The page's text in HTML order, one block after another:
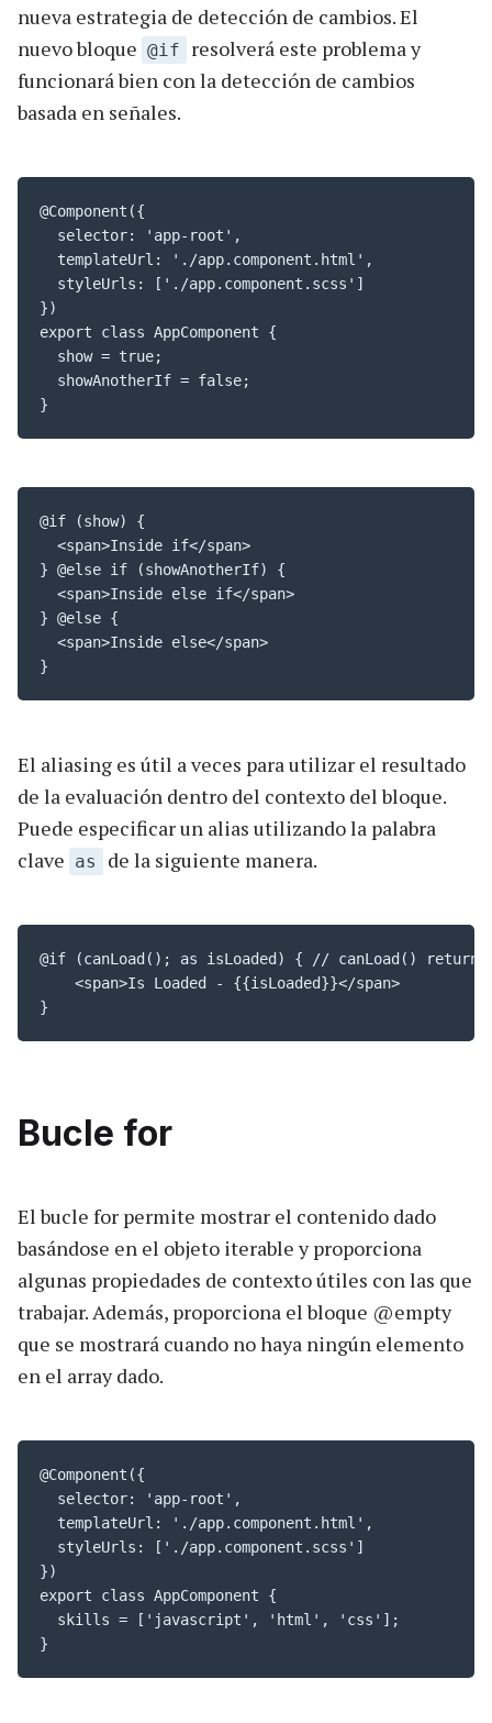
nueva estrategia de detección de cambios. El
nuevo bloque @if
resolverá este problema y
funcionará bien con la detección de cambios
basada en señales.
@Component({
  selector: 'app-root',
  templateUrl: './app.component.html',
  styleUrls: ['./app.component.scss']
})
export class AppComponent {
  show = true;
  showAnotherIf = false;
}
@if (show) {
  <span>Inside if</span>
} @else if (showAnotherIf) {
  <span>Inside else if</span>
} @else {
  <span>Inside else</span>
}
El aliasing es útil a veces para utilizar el resultado
de la evaluación dentro del contexto del bloque.
Puede especificar un alias utilizando la palabra
clave as de la siguiente manera.
@if (canLoad(); as isLoaded) { // canLoad() returns
    <span>Is Loaded - {{isLoaded}}</span>
}
Bucle for
El bucle for permite mostrar el contenido dado
basándose en el objeto iterable y proporciona
algunas propiedades de contexto útiles con las que
trabajar. Además, proporciona el bloque @empty
que se mostrará cuando no haya ningún elemento
en el array dado.
@Component({
  selector: 'app-root',
  templateUrl: './app.component.html',
  styleUrls: ['./app.component.scss']
})
export class AppComponent {
  skills = ['javascript', 'html', 'css'];
}